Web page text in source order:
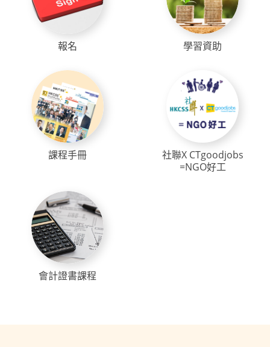
報名 學習資助
課程手冊
社聯X CTgoodjobs
=NGO好工
會計證書課程